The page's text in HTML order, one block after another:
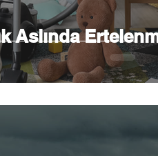
Aslında Ertelenmiş